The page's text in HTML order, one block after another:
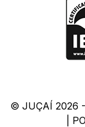
© JUÇAÍ 2026 -